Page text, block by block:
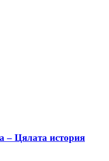
– Цялата история